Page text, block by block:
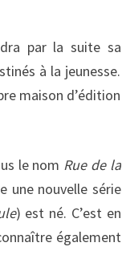
par la suite sa
à la jeunesse.
maison d’édition
le nom Rue de la
une nouvelle série
) est né. C’est en
également